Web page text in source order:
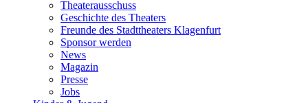
Theaterausschuss
Geschichte des Theaters
Freunde des Stadttheaters Klagenfurt
Sponsor werden
News
Magazin
Presse
Jobs